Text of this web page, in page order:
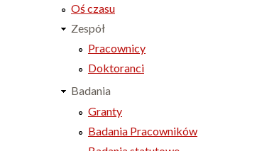
Oś czasu
Zespół
Pracownicy
Doktoranci
Badania
Granty
Badania Pracowników